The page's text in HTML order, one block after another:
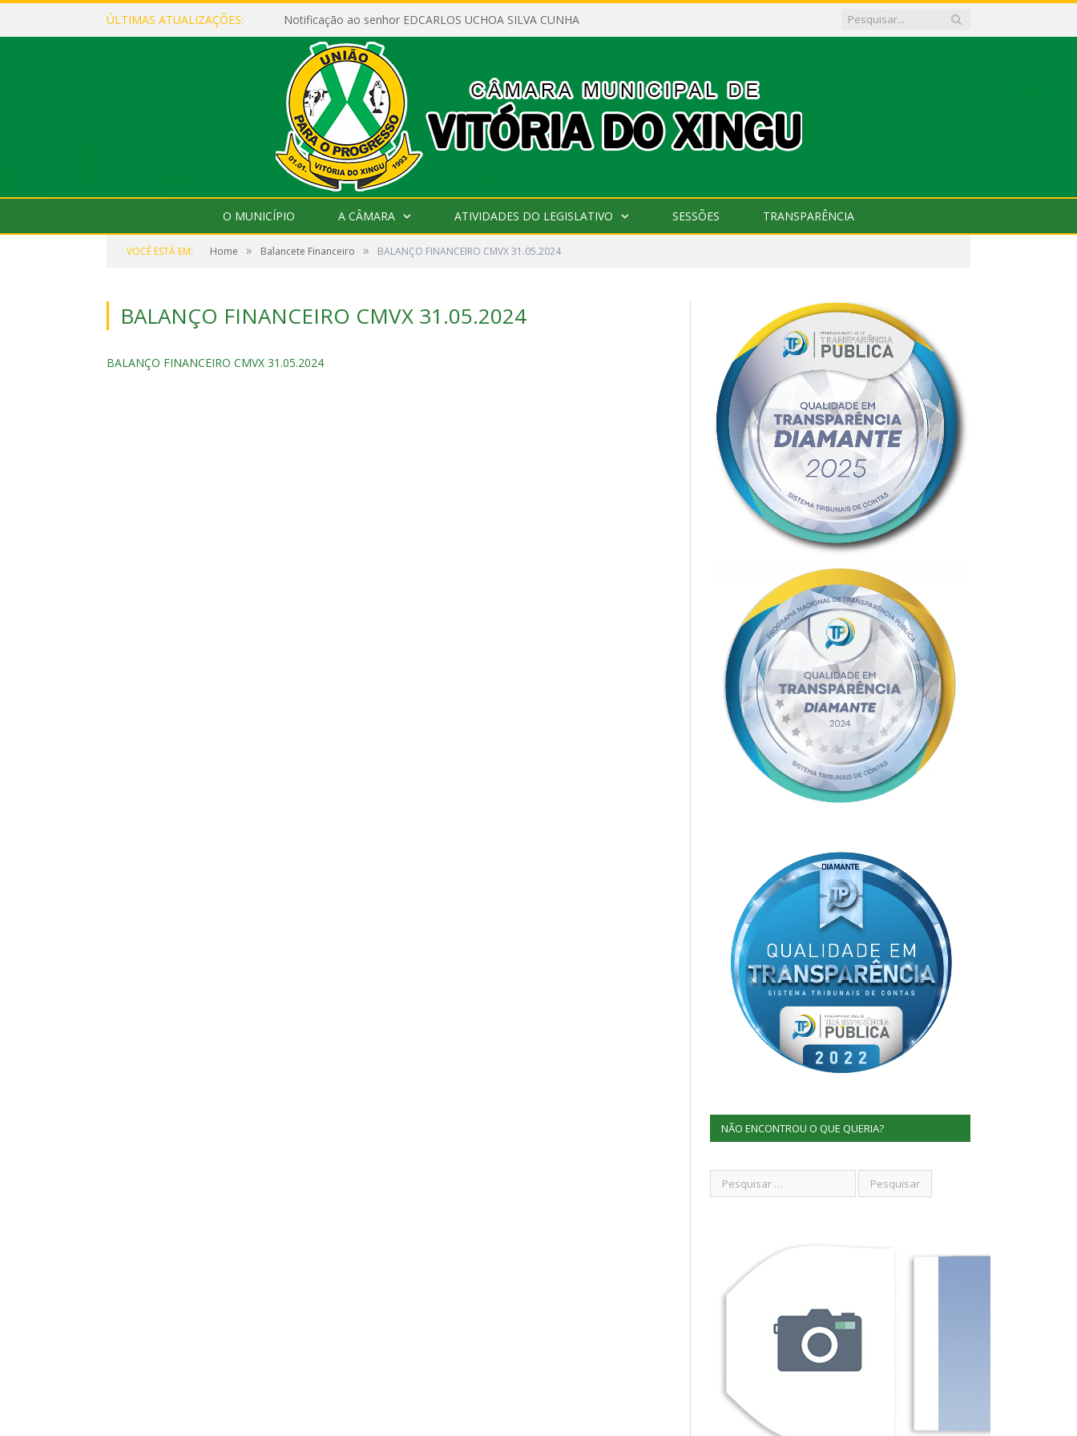
ÚLTIMAS ATUALIZAÇÕES: Notificação ao senhor EDCARLOS UCHOA SILVA CUNHA
O MUNICÍPIO A CÂMARA ATIVIDADES DO LEGISLATIVO SESSÕES TRANSPARÊNCIA
VOCÊ ESTÁ EM: Home » Balancete Financeiro » BALANÇO FINANCEIRO CMVX 31.05.2024
BALANÇO FINANCEIRO CMVX 31.05.2024
BALANÇO FINANCEIRO CMVX 31.05.2024
NÃO ENCONTROU O QUE QUERIA?